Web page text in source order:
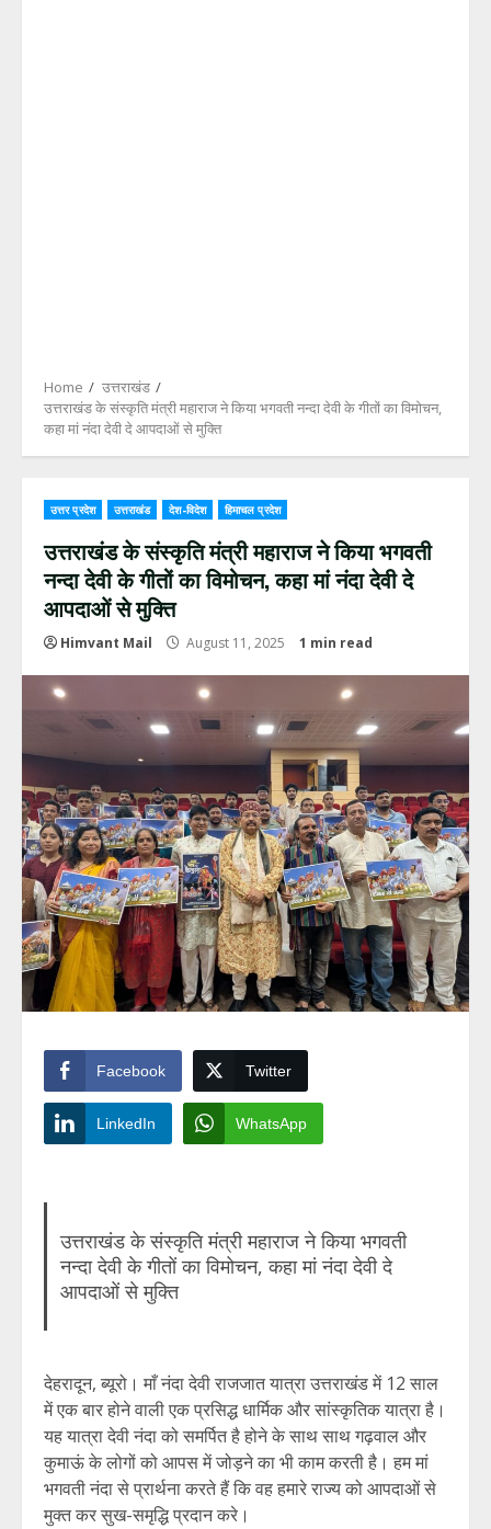
Home
उत्तराखंड
उत्तराखंड के संस्कृति मंत्री महाराज ने किया भगवती नन्दा देवी के गीतों का विमोचन,
कहा मां नंदा देवी दे आपदाओं से मुक्ति
उत्तर प्रदेश उत्तराखंड देश-विदेश हिमाचल प्रदेश
उत्तराखंड के संस्कृति मंत्री महाराज ने किया भगवती
नन्दा देवी के गीतों का विमोचन, कहा मां नंदा देवी दे
आपदाओं से मुक्ति
Himvant Mail August 11, 2025 1 min read
Facebook Twitter
LinkedIn WhatsApp
उत्तराखंड के संस्कृति मंत्री महाराज ने किया भगवती
नन्दा देवी के गीतों का विमोचन, कहा मां नंदा देवी दे
आपदाओं से मुक्ति
देहरादून, ब्यूरो। माँ नंदा देवी राजजात यात्रा उत्तराखंड में 12 साल
में एक बार होने वाली एक प्रसिद्ध धार्मिक और सांस्कृतिक यात्रा है।
यह यात्रा देवी नंदा को समर्पित है होने के साथ साथ गढ़वाल और
कुमाऊं के लोगों को आपस में जोड़ने का भी काम करती है। हम मां
भगवती नंदा से प्रार्थना करते हैं कि वह हमारे राज्य को आपदाओं से
मुक्त कर सुख-समृद्धि प्रदान करे।